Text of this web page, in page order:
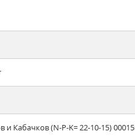
Кабачков (N-P-K= 22-10-15)